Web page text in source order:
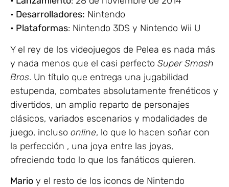
• Desarrolladores: Nintendo
• Plataformas: Nintendo 3DS y Nintendo Wii U
Y el rey de los videojuegos de Pelea es nada más
y nada menos que el casi perfecto Super Smash
Bros. Un título que entrega una jugabilidad
estupenda, combates absolutamente frenéticos y
divertidos, un amplio reparto de personajes
clásicos, variados escenarios y modalidades de
juego, incluso online, lo que lo hacen soñar con
la perfección , una joya entre las joyas,
ofreciendo todo lo que los fanáticos quieren.
Mario y el resto de los iconos de Nintendo